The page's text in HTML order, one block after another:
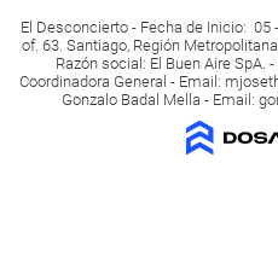
El Desconcierto - Fecha de Inicio: 05
of. 63. Santiago, Región
Razón social: El Buen Aire SpA.
Coordinadora General - Email:
Gonzalo Badal Mella - Email: